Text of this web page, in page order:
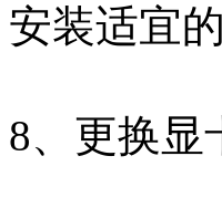
安装适宜
8、更换显